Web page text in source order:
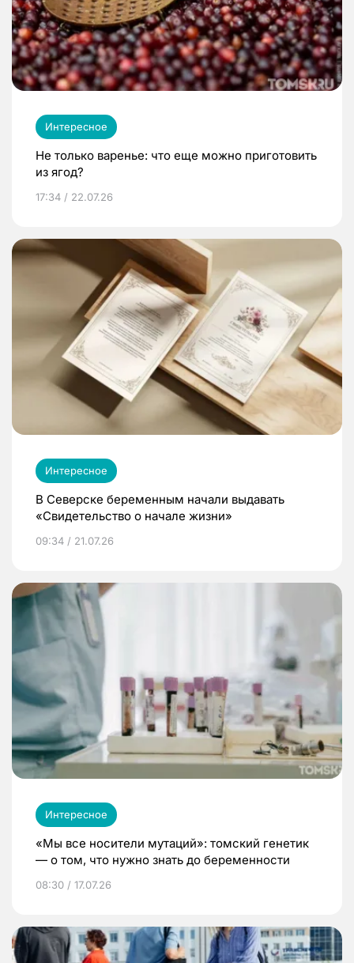
Интересное
Не только варенье: что еще можно приготовить
из ягод?
17:34 / 22.07.26
Интересное
В Северске беременным начали выдавать
«Свидетельство о начале жизни»
09:34 / 21.07.26
Интересное
«Мы все носители мутаций»: томский генетик
— о том, что нужно знать до беременности
08:30 / 17.07.26